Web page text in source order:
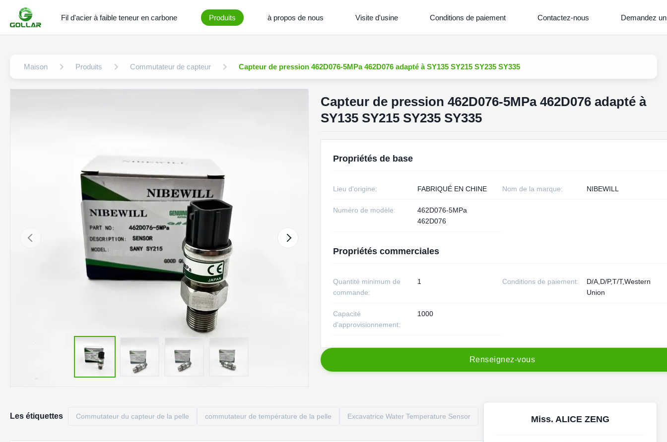
Fil d'acier à faible teneur en carbone Produits à propos de nous Visite d'usine Conditions de paiement Contactez-nous Demandez
Maison Produits Commutateur de capteur Capteur de pression 462D076-5MPa 462D076 adapté à SY135 SY215 SY235 SY335
Capteur de pression 462D076-5MPa 462D076 adapté à
SY135 SY215 SY235 SY335
Propriétés de base
Lieu d'origine: FABRIQUÉ EN CHINE Nom de la marque: NIBEWILL
Numéro de modèle:
462D076-5MPa
462D076
Propriétés commerciales
Quantité minimum de
commande:
1 Conditions de paiement:
D/A,D/P,T/T,Western
Union
Capacité
d'approvisionnement:
1000
Renseignez-vous
Les étiquettes Commutateur du capteur de la pelle commutateur de température de la pelle Excavatrice Water Temperature Sensor Miss. ALICE ZENG